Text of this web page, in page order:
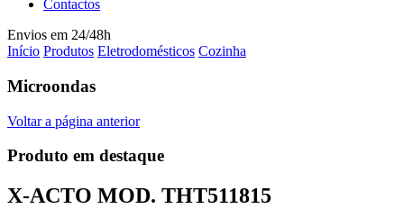
Contactos
Envios em 24/48h
Início Produtos Eletrodomésticos Cozinha
Microondas
Voltar a página anterior
Produto em destaque
X-ACTO MOD. THT511815